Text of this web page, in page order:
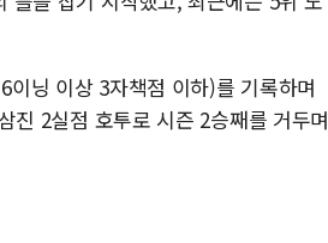
이닝 이상 3자책점 이하)를 기록하며
진 2실점 호투로 시즌 2승째를 거두며